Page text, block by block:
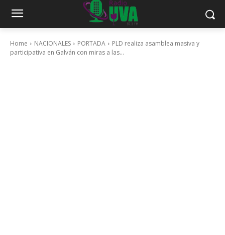
Home NACIONALES PORTADA
PLD realiza asamblea masiva y
participativa en Galván con miras a las...